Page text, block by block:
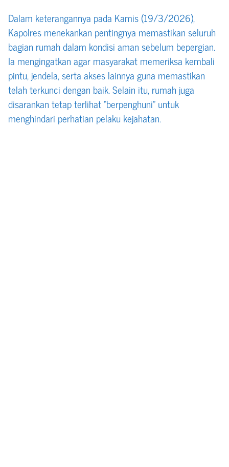
Dalam keterangannya pada Kamis (19/3/2026),
Kapolres menekankan pentingnya memastikan seluruh
bagian rumah dalam kondisi aman sebelum bepergian.
Ia mengingatkan agar masyarakat memeriksa kembali
pintu, jendela, serta akses lainnya guna memastikan
telah terkunci dengan baik. Selain itu, rumah juga
disarankan tetap terlihat “berpenghuni” untuk
menghindari perhatian pelaku kejahatan.